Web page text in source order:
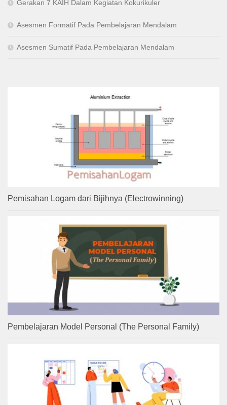
Gerakan 7 KAIH Dalam Kegiatan Kokurikuler
Asesmen Formatif Pada Pembelajaran Mendalam
Asesmen Sumatif Pada Pembelajaran Mendalam
Pemisahan Logam dari Bijihnya (Electrowinning)
Pembelajaran Model Personal (The Personal Family)